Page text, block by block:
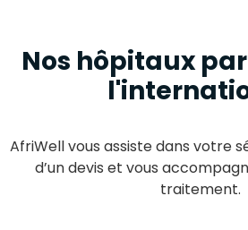
Nos hôpitaux
AfriWell vous assiste dans votre
d’un devis et vous
traitement.